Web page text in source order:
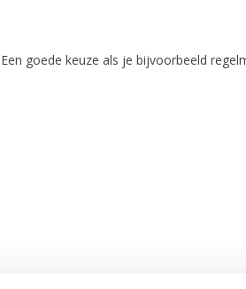
goede keuze als je bijvoorbeeld